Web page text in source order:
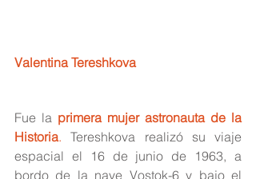
Valentina Tereshkova
Fue la primera mujer astronauta de la
Historia.
Tereshkova realizó su viaje
espacial el 16 de junio de 1963, a
bordo de la nave Vostok-6 y bajo el